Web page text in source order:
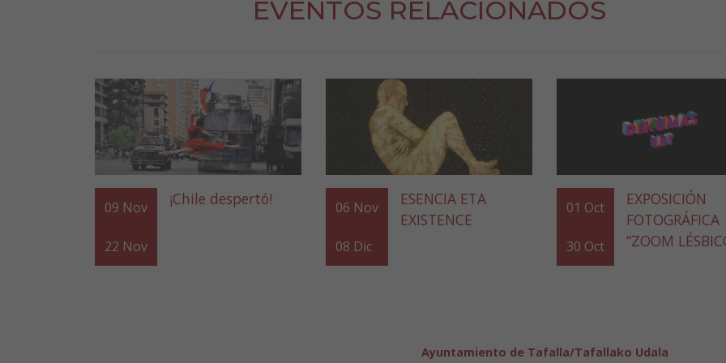
EVENTOS RELACIONADOS
09 Nov
22 Nov
¡Chile despertó! 06 Nov
08 Dic
ESENCIA ETA
EXISTENCE
01 Oct
30 Oct
EXPOSICIÓN
FOTOGRÁFICA
“ZOOM
Ayuntamiento de Tafalla/Tafallako Udala